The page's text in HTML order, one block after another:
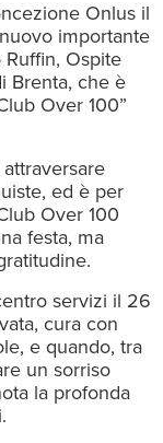
Onlus il
importante
Ospite
Brenta, che è
Over 100”
ed è per
Over 100
festa, ma
servizi il 26
cura con
e quando, tra
un sorriso
la profonda